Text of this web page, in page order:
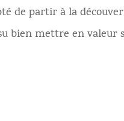
de partir à la
bien mettre en valeur